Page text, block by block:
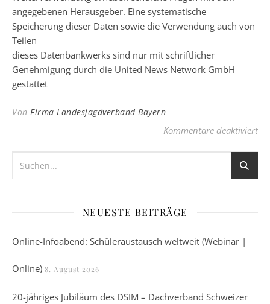
angegebenen Herausgeber. Eine systematische
Speicherung dieser Daten sowie die Verwendung auch von
Teilen
dieses Datenbankwerks sind nur mit schriftlicher
Genehmigung durch die United News Network GmbH
gestattet
Von Firma Landesjagdverband Bayern
Kommentare deaktiviert
NEUESTE BEITRÄGE
Online-Infoabend: Schüleraustausch weltweit (Webinar |
Online) 8. August 2026
20-jähriges Jubiläum des DSIM – Dachverband Schweizer